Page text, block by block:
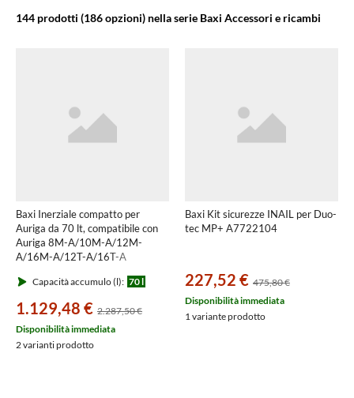
144 prodotti (186 opzioni) nella serie Baxi Accessori e ricambi
Baxi Inerziale compatto per
Auriga da 70 lt, compatibile con
Auriga 8M-A/10M-A/12M-
A/16M-A/12T-A/16T-A
Capacità accumulo (l): 70 l
1.129,48 € 2.287,50 €
Disponibilità immediata
2 varianti prodotto
Baxi Kit sicurezze INAIL per Duo-
tec MP+ A7722104
227,52 € 475,80 €
Disponibilità immediata
1 variante prodotto